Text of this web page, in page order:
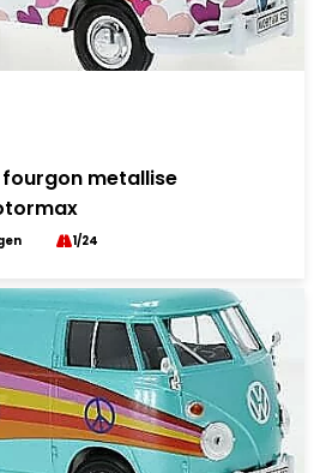
fourgon metallise
1/24